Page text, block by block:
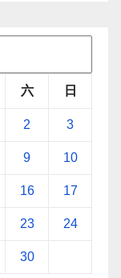
六 日
2 3
9 10
16 17
23 24
30